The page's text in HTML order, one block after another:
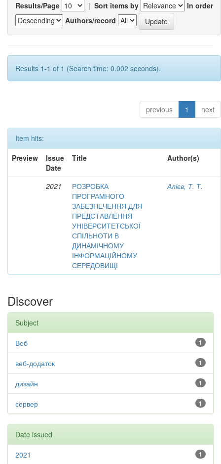
Results/Page | Sort items by
In order
Authors/record
Results 1-1 of 1 (Search time: 0.002 seconds).
previous 1 next
Item hits:
Preview
Issue
Date
Title Author(s)
2021
РОЗРОБКА
ПРОГРАМНОГО
ЗАБЕЗПЕЧЕННЯ ДЛЯ
ПРЕДСТАВЛЕННЯ
УНІВЕРСИТЕТСЬКОЇ
СПІЛЬНОТИ В
ДИНАМІЧНОМУ
ІНФОРМАЦІЙНОМУ
СЕРЕДОВИЩІ
Алієв, Т. Т.
Discover
Subject
1
Веб
1
веб-додаток
1
дизайн
1
сервер
Date issued
1
2021